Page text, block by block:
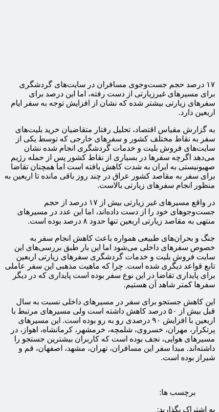
۱۷ درصد حجم جست‌وجوی مسافران در سایت‌های گردشگری
برای مسیرهای غیرزیارتی از دست رفته، اما این درصد برای
سفرهای زیارتی بیشتر شده که نشان از افزایش توجه به سفر ایام
اربعین دارد.
به گزارش مقیاس اقتصاد، تحلیل رفتار متقاضیان خرید بلیت‌های
سفر به نقاط مختلف کشور و سفرهای خارجی که توسط یکی از
سایت‌های فروش بلیت و خدمات گردشگری انجام شده نشان
می‌دهد اگرچه سفرها در بسیاری از نقاط کشور پس از حمله رژیم
صهیونیستی به ایران به شدت کاهش یافته است اما همچنان تقاضا
برای سفر به مقاصد کشور عراق در چند روز باقی مانده تا اربعین به
منظور انجام سفرهای زیارتی بالاست.
در واقع مسیرهای غیر زیارتی بیش از ۱۷ درصد از حجم
جست‌وجوهای خود را از دست داده‌اند، اما این عدد در مسیرهای
منتهی به مقاصد زیارتی اربعین تنها حدود ۸ درصد بوده است.
جنگ و بحران‌های طبیعی همواره باعث کاهش انجام سفر به
خصوص سفرهای داخلی می‌شود اما این بار طبق بررسی‌های این
سایت فروش بلیت و خدمات گردشگری سفرهای زیارتی اربعین
تابع قواعد دیگری شده است. چرا که ماهیت مذهبی این سفر عاملی
برای پایداری تقاضا در این نوع سفر بوده است پایداری که در دیگر
سفرها کمتر شاهد آن هستیم.
این کاهش جستجو برای سفر در مسیرهای داخلی نسبت به سال
قبل بیش از ۵۰ درصد کاهش داشته است ولی مسیرهای مرتبط با
اربعین با افزایش ۹۰ درصدی رو به رو بوده است. این مسیرهای
پرتکرار، مهران، خسروی، شلمچه، خرمشهر، کرمانشاه، اهواز، در
مسیرهای هوایی، نجف بوده است که کاربران بیشترین جستجو را
داشته‌اند. مبدا سفر این مسافران، تهران، مشهد، اصفهان، قم و
شیراز بوده است.
برچسب ها:
به اشتراک بگذارید: